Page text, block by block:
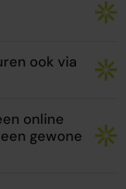
ook via
online
gewone